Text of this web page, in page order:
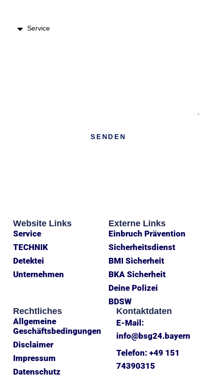
SENDEN
Website Links
Service
TECHNIK
Detektei
Unternehmen
Externe Links
Einbruch Prävention
Sicherheitsdienst
BMI Sicherheit
BKA Sicherheit
Deine Polizei
BDSW
Rechtliches
Allgemeine
Geschäftsbedingungen
Disclaimer
Impressum
Datenschutz
Kontaktdaten
E-Mail:
info@bsg24.bayern
Telefon: +49 151
74390315